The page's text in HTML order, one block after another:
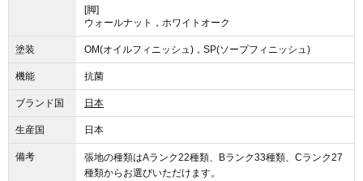
[脚]
ウォールナット，ホワイトオーク
塗装 OM(オイルフィニッシュ)，SP(ソープフィニッシュ)
機能 抗菌
ブランド国 日本
生産国 日本
備考
張地の種類はAランク22種類、Bランク33種類、Cランク27
種類からお選びいただけます。